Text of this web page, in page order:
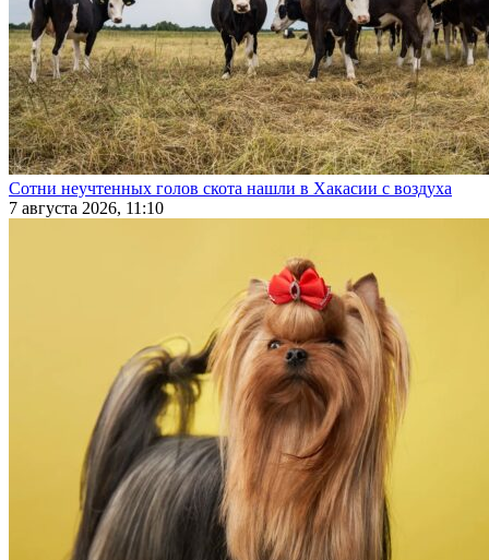
Сотни неучтенных голов скота нашли в Хакасии с воздуха
7 августа 2026, 11:10